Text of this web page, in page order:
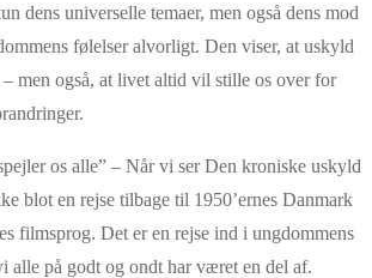
dens universelle temaer, men også dens mod
følelser alvorligt. Den viser, at uskyld
men også, at livet altid vil stille os over for
os alle” – Når vi ser Den kroniske uskyld
blot en rejse tilbage til 1950’ernes Danmark
filmsprog. Det er en rejse ind i ungdommens
alle på godt og ondt har været en del af.